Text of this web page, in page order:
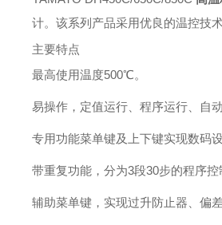
计。该系列产品采用优良的温控技
主要特点
最高使用温度500℃。
易操作，定值运行、程序运行、自
专用功能菜单键及上下键实现数码设
带重复功能，分为3段30步的程序控
辅助菜单键，实现过升防止器、偏